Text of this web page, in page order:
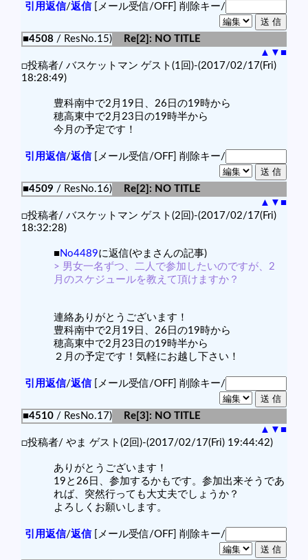
引用返信/返信[メール受信/OFF] 削除キー/
■4508 / ResNo.15)
Re[2]: NO TITLE
▲ ▼ ■
□投稿者/ バスケットマン ゲスト(1回)-(2017/02/17(Fri)
18:28:49)
豊科南中で2月19日、26日の19時から
穂高東中で2月23日の19時半から
今月の予定です！
引用返信/返信[メール受信/OFF] 削除キー/
■4509 / ResNo.16)
Re[2]: NO TITLE
▲ ▼ ■
□投稿者/ バスケットマン ゲスト(2回)-(2017/02/17(Fri)
18:32:28)
■No4489に返信(やまさんの記事)
> 男女一名ずつ、二人で参加したいのですが、2
月のスケジュールを教えて頂けますか？
連絡ありがとうございます！
豊科南中で2月19日、26日の19時から
穂高東中で2月23日の19時半から
２月の予定です！気軽にお越し下さい！
引用返信/返信[メール受信/OFF] 削除キー/
■4510 / ResNo.17)
Re[3]: NO TITLE
▲ ▼ ■
□投稿者/ やま ゲスト(2回)-(2017/02/17(Fri) 19:44:42)
ありがとうございます！
19と26日、参加するかもです。参加出来そうであ
れば、突然行っても大丈夫でしょうか？
よろしくお願いします。
引用返信/返信[メール受信/OFF] 削除キー/